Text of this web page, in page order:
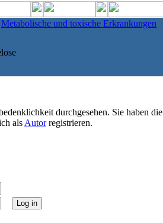
Metabolische und toxische Erkrankungen
durchgesehen. Sie haben die
als Autorregistrieren.